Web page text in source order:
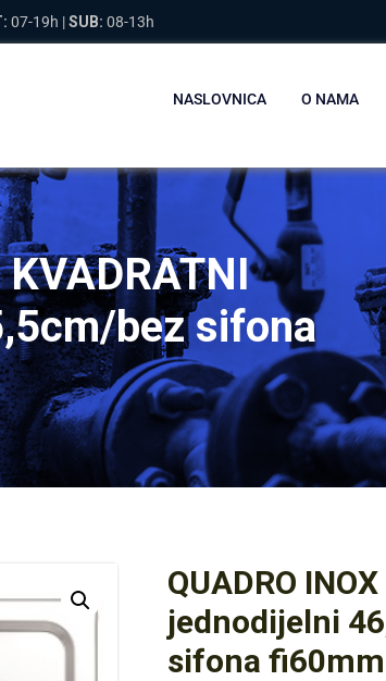
07-19h |SUB: 08-13h
NASLOVNICA O NAMA
KVADRATNI
bez sifona
QUADRO
jednodijelni
sifona fi60mm